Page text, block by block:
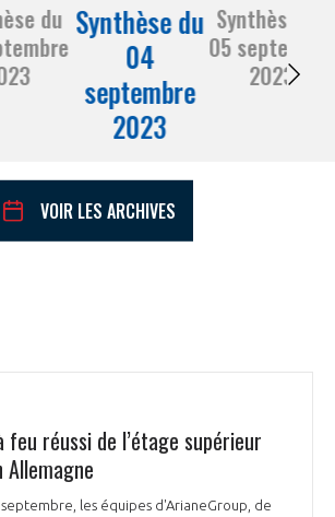
PRESSE
LE GIFAS
du Synthèse du
04
septembre
2023
Synthèse du
05 septembre
2023
VOIR LES ARCHIVES
1 2
3
14 16
feu réussi de l’étage supérieur
Allemagne
les équipes d'ArianeGroup, de
ENCORE ADHÉRENT ?
PROFESSIONNEL DE LA FILIÈRE ?
sein d’un écosystème intégré et
D’ADHÉSION
un statut de droit français ?
OUI NON